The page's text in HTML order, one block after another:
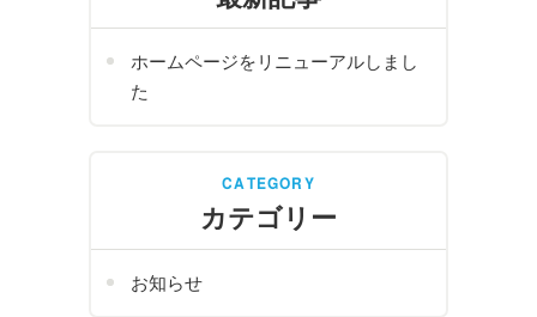
ホームページをリニューアルしまし
た
CATEGORY
カテゴリー
お知らせ